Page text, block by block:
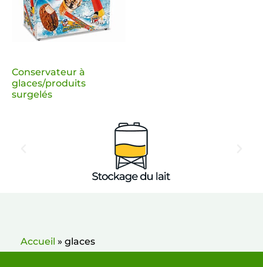
Conservateur à
glaces/produits
surgelés
Accueil » glaces